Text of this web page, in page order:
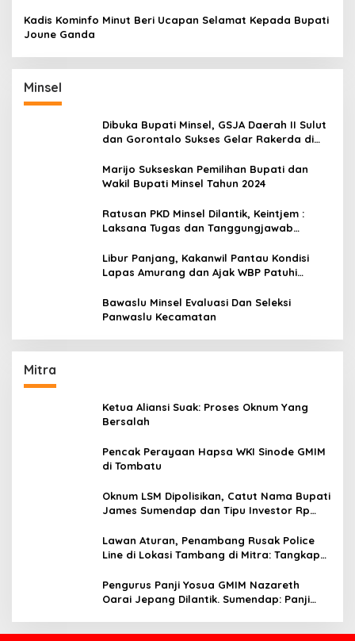
Kadis Kominfo Minut Beri Ucapan Selamat Kepada Bupati
Joune Ganda
Minsel
Dibuka Bupati Minsel, GSJA Daerah II Sulut
dan Gorontalo Sukses Gelar Rakerda di
Marijo Sukseskan Pemilihan Bupati dan
Wakil Bupati Minsel Tahun 2024
Ratusan PKD Minsel Dilantik, Keintjem :
Laksana Tugas dan Tanggungjawab
Libur Panjang, Kakanwil Pantau Kondisi
Lapas Amurang dan Ajak WBP Patuhi
Bawaslu Minsel Evaluasi Dan Seleksi
Panwaslu Kecamatan
Mitra
Ketua Aliansi Suak: Proses Oknum Yang
Bersalah
Pencak Perayaan Hapsa WKI Sinode GMIM
di Tombatu
Oknum LSM Dipolisikan, Catut Nama Bupati
James Sumendap dan Tipu Investor Rp
Lawan Aturan, Penambang Rusak Police
Line di Lokasi Tambang di Mitra: Tangkap
Pengurus Panji Yosua GMIM Nazareth
Oarai Jepang Dilantik. Sumendap: Panji